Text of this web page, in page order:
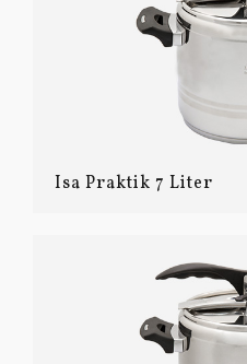
Isa Praktik 7 Liter